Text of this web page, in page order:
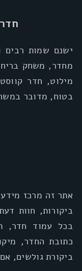
ישנם שמות רבים
מחדר, משחק
מילוט, חדר
בטוח, מדובר
אתר זה מרכז
ביקורות, חוות
בכל עמוד חדר,
כתובת החדר,
ביקורת גולשים,